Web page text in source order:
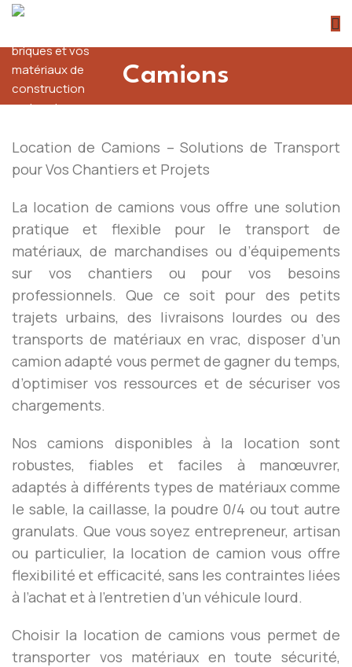
Camions
Location de Camions – Solutions de Transport
pour Vos Chantiers et Projets
La location de camions vous offre une solution
pratique et flexible pour le transport de
matériaux, de marchandises ou d’équipements
sur vos chantiers ou pour vos besoins
professionnels. Que ce soit pour des petits
trajets urbains, des livraisons lourdes ou des
transports de matériaux en vrac, disposer d’un
camion adapté vous permet de gagner du temps,
d’optimiser vos ressources et de sécuriser vos
chargements.
Nos camions disponibles à la location sont
robustes, fiables et faciles à manœuvrer,
adaptés à différents types de matériaux comme
le sable, la caillasse, la poudre 0/4 ou tout autre
granulats. Que vous soyez entrepreneur, artisan
ou particulier, la location de camion vous offre
flexibilité et efficacité, sans les contraintes liées
à l’achat et à l’entretien d’un véhicule lourd.
Choisir la location de camions vous permet de
transporter vos matériaux en toute sécurité,